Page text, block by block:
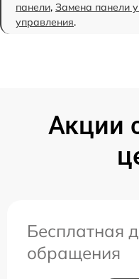
панели, Замена панели
управления.
Акции
Бесплатная
обращения